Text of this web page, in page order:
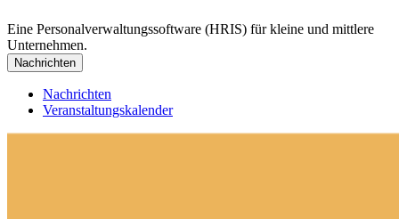
Eine Personalverwaltungssoftware (HRIS) für kleine und mittlere
Unternehmen.
Nachrichten
Nachrichten
Veranstaltungskalender